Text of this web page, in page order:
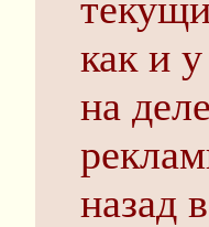
как и
на
назад